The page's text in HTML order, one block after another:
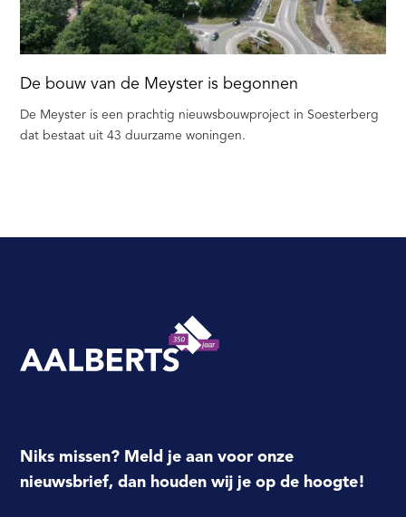
De bouw van de Meyster is begonnen
De Meyster is een prachtig nieuwsbouwproject in Soesterberg
dat bestaat uit 43 duurzame woningen.
Niks missen? Meld je aan voor onze
nieuwsbrief, dan houden wij je op de hoogte!